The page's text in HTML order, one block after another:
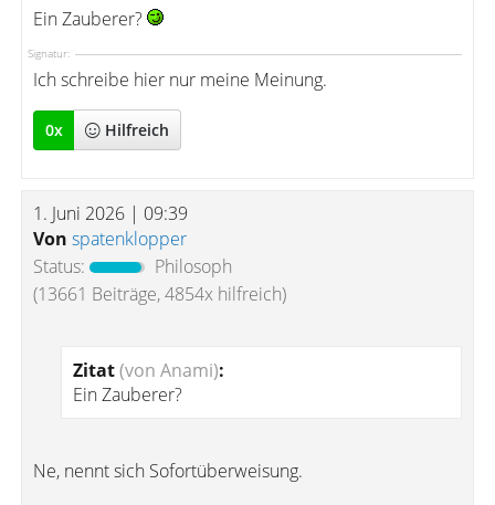
Ein Zauberer?
Signatur:
Ich schreibe hier nur meine Meinung.
0x Hilfreich
1. Juni 2026 | 09:39
Von spatenklopper
Status:
Philosoph
(13661 Beiträge, 4854x hilfreich)
Zitat(von Anami):
Ein Zauberer?
Ne, nennt sich Sofortüberweisung.